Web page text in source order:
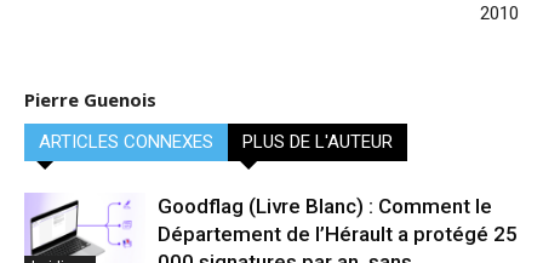
2010
Pierre Guenois
ARTICLES CONNEXES PLUS DE L'AUTEUR
Goodflag (Livre Blanc) : Comment le
Département de l’Hérault a protégé 25